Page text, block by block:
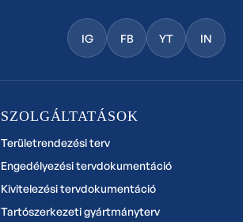
IG FB YT IN
SZOLGÁLTATÁSOK
Területrendezési terv
Engedélyezési tervdokumentáció
Kivitelezési tervdokumentáció
Tartószerkezeti gyártmányterv